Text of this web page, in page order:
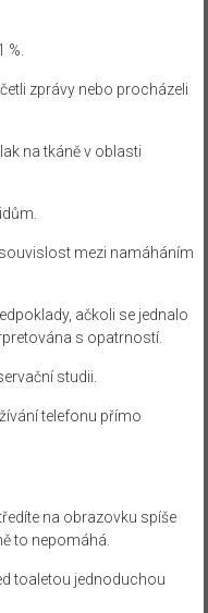
zprávy nebo procházeli
na tkáně v oblasti
mezi namáháním
ačkoli se jednalo
s opatrností.
studii.
telefonu přímo
na obrazovku spíše
to nepomáhá.
toaletou jednoduchou